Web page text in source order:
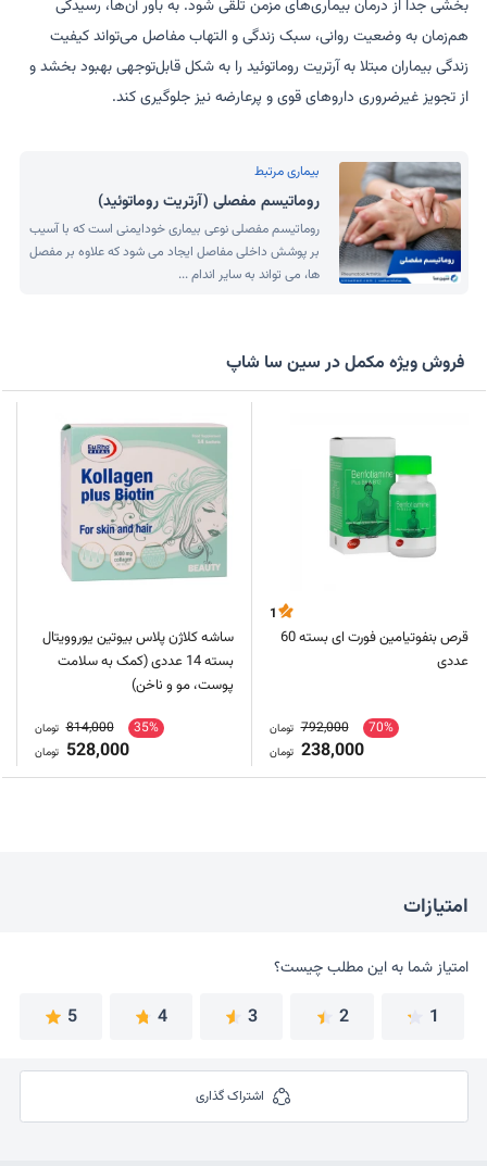
بخشی جدا از درمان بیماری‌های مزمن تلقی شود. به باور آن‌ها، رسیدگی
هم‌زمان به وضعیت روانی، سبک زندگی و التهاب مفاصل می‌تواند کیفیت
زندگی بیماران مبتلا به آرتریت روماتوئید را به شکل قابل‌توجهی بهبود بخشد و
از تجویز غیرضروری داروهای قوی و پرعارضه نیز جلوگیری کند.
بیماری مرتبط
روماتیسم مفصلی (آرتریت روماتوئید)
روماتیسم مفصلی نوعی بیماری خودایمنی است که با آسیب
بر پوشش داخلی مفاصل ایجاد می شود که علاوه بر مفصل
ها، می تواند به سایر اندام ...
فروش ویژه مکمل در سین سا شاپ
1
قرص بنفوتیامین فورت ای بسته 60
عددی
70%
792,000 تومان
238,000 تومان
ساشه کلاژن پلاس بیوتین یوروویتال
بسته 14 عددی (کمک به سلامت
پوست، مو و ناخن)
35%
814,000 تومان
528,000 تومان
امتیازات
امتیاز شما به این مطلب چیست؟
امتیاز شما به این مطلب چیست؟
1
2
3
4
5
اشتراک گذاری